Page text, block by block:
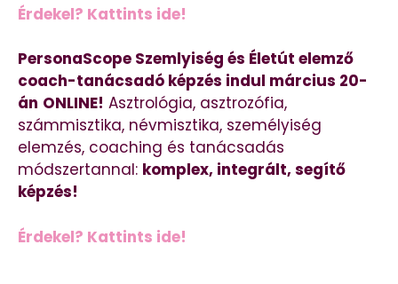
Érdekel? Kattints ide!
PersonaScope Szemlyiség és Életút elemző
coach-tanácsadó képzés indul március 20-
án ONLINE! Asztrológia, asztrozófia,
számmisztika, névmisztika, személyiség
elemzés, coaching és tanácsadás
módszertannal: komplex, integrált, segítő
képzés!
Érdekel? Kattints ide!